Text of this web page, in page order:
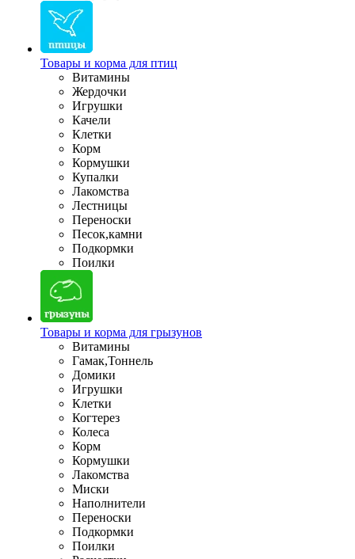
Товары и корма для птиц
Витамины
Жердочки
Игрушки
Качели
Клетки
Корм
Кормушки
Купалки
Лакомства
Лестницы
Переноски
Песок,камни
Подкормки
Поилки
Товары и корма для грызунов
Витамины
Гамак,Тоннель
Домики
Игрушки
Клетки
Когтерез
Колеса
Корм
Кормушки
Лакомства
Миски
Наполнители
Переноски
Подкормки
Поилки